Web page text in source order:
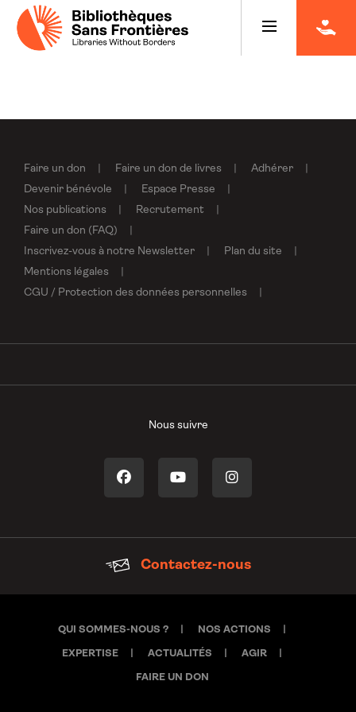
Faire un don Faire un don de livres
Adhérer
Devenir bénévole
Espace Presse
Nos publications
Recrutement
Faire un don (FAQ)
Inscrivez-vous à notre Newsletter
Plan du site
Mentions légales
CGU / Protection des données personnelles
Nous suivre
Contactez-nous
QUI SOMMES-NOUS ? NOS ACTIONS
EXPERTISE ACTUALITÉS AGIR
FAIRE UN DON